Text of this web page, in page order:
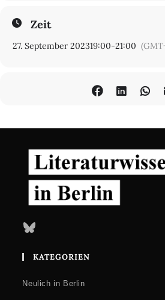
Zeit
27. September 202319:00-21:00
Bluesky
KATEGORIEN
Neulich in Berlin